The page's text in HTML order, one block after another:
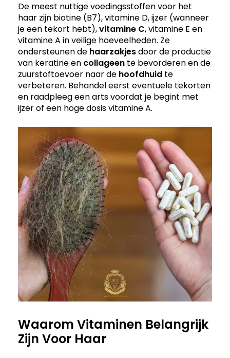
De meest nuttige voedingsstoffen voor het
haar zijn biotine (B7), vitamine D, ijzer (wanneer
je een tekort hebt),vitamine C, vitamine E en
vitamine A in veilige hoeveelheden. Ze
ondersteunen de haarzakjesdoor de productie
van keratine en collageen te bevorderen en de
zuurstoftoevoer naar de hoofdhuid te
verbeteren. Behandel eerst eventuele tekorten
en raadpleeg een arts voordat je begint met
ijzer of een hoge dosis vitamine A.
Waarom Vitaminen Belangrijk
Zijn Voor Haar